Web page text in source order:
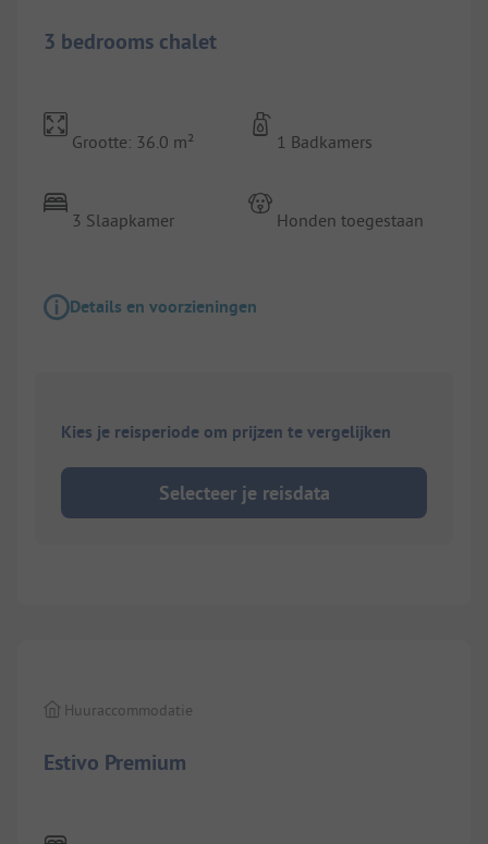
3 bedrooms chalet
Grootte: 36.0 m²
3 Slaapkamer
1 Badkamers
Honden toegestaan
Details en voorzieningen
Kies je reisperiode om prijzen te vergelijken
Selecteer je reisdata
Estivo Premium
Huuraccommodatie